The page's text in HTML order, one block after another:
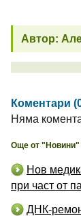
Автор:
Коментари
Няма
Още от "Новини"
Нов
при част от
ДНК-